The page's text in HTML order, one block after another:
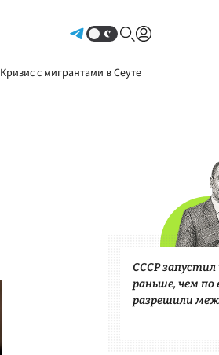
Кризис с мигрантами в Сеуте
СССР запустил
раньше, чем
разрешили